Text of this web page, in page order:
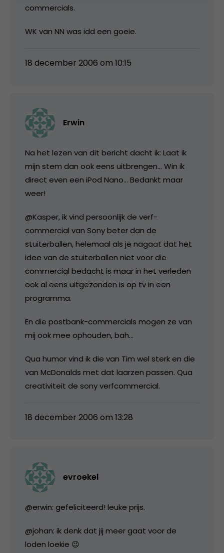
commercials.
WK van NN was idd een goeie.
18 december 2006 om 10:15
Erwin
Na het lezen van dit bericht dacht ik: Laat ik
mijn stem dan ook eens uitbrengen… Win ik
direct even een iPod Nano… Bedankt maar
weer!
@Kasper, ik vind persoonlijk de verf-
commercial van Sony beter dan de
stuiterballen, helemaal als je nagaat dat het
idee van de stuiterballen niet voor die
commercial bedacht is maar in het verleden
ook al eens uitgezonden is op tv in een
programma.
En die postbank-commercials mogen ze van
mij ook mee ophouden, bah…
Qua humor vind ik die van Tim wel sterk en die
van McDonalds met dat laarzen passen. Qua
creativiteit de sony verfcommercial.
18 december 2006 om 13:28
evroekel
@erwin: gefeliciteerd! leuke prijs.
@johan: ik denk dat jij meer gaat voor de
loden loekie 😉